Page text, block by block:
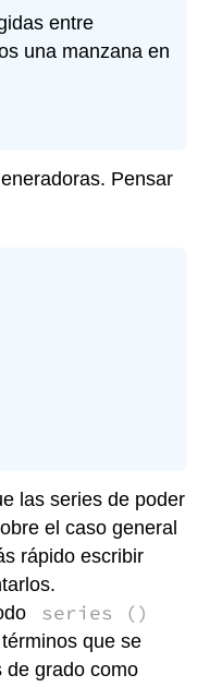
entre
una manzana en
Pensar
las series de poder
el caso general
rápido escribir
series ()
que se
de grado como